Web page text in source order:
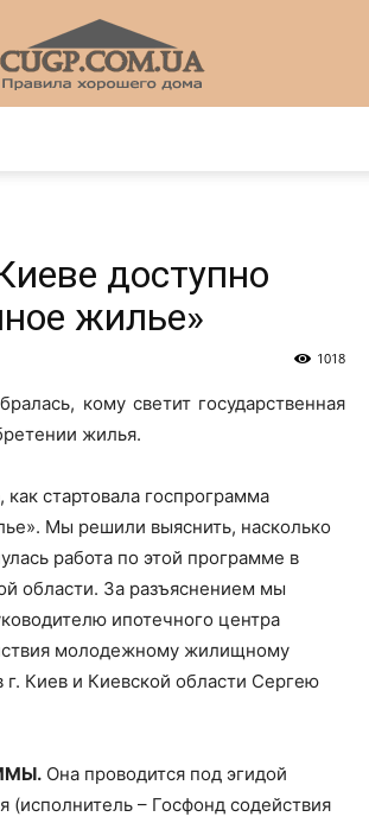
доступно
жилье»
1018
кому светит государственная
жилья.
стартовала госпрограмма
Мы решили выяснить, насколько
работа по этой программе в
области. За разъяснением мы
ипотечного центра
молодежному жилищному
г. Киев и Киевской области Сергею
Она проводится под эгидой
(исполнитель – Госфонд содействия